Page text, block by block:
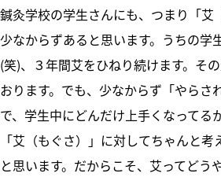
鍼灸学校の学生さんにも、つまり「艾
少なからずあると思います。うちの学
(笑)、３年間艾をひねり続けます。そ
おります。でも、少なからず「やらさ
で、学生中にどんだけ上手くなってる
「艾（もぐさ）」に対してちゃんと
と思います。だからこそ、艾ってどう